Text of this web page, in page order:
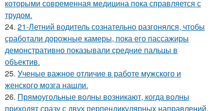
которыми современная медицина пока справляется с
трудом.
24. 21-Летний водитель сознательно разгонялся, чтобы
сработали дорожные камеры, пока его пассажиры
демонстративно показывали средние пальцы в
объектив.
25. Ученые важное отличие в работе мужского и
женского мозга нашли.
26. Прямоугольные волны возникают, когда волны
приходят сразу с двух перпендикулярных направлений.